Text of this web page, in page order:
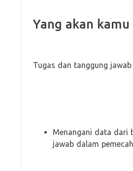
Yang akan
Tugas dan tanggung jawab
Menangani data dari
jawab dalam